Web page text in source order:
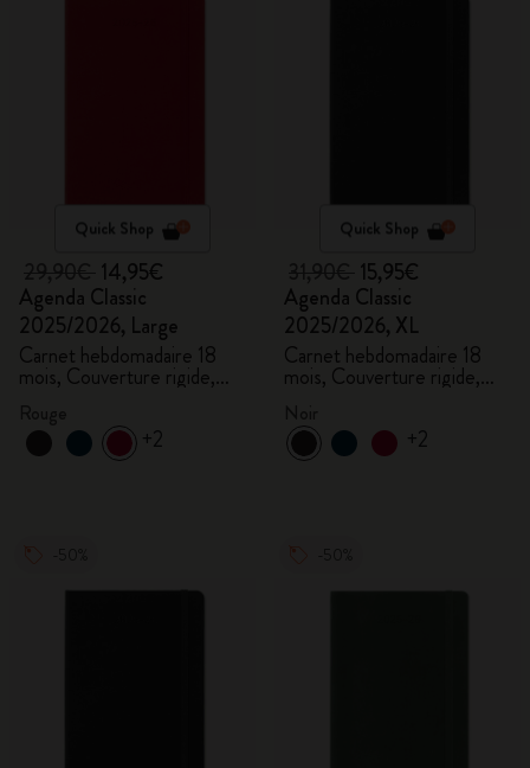
Quick Shop
14,95€
Agenda Classic
2025/2026, Large
Carnet hebdomadaire 18
mois, Couverture rigide,
Rouge écarlate
+2
Quick Shop
15,95€
Agenda Classic
2025/2026, XL
Carnet hebdomadaire 18
mois, Couverture rigide,
+2